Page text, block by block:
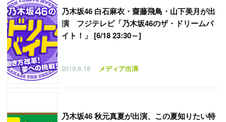
乃木坂46 白石麻衣・齋藤飛鳥・山下美月が出
演 フジテレビ「乃木坂46のザ・ドリームバ
イト！」 [6/18 23:30～]
2019.6.18 メディア出演
乃木坂46 秋元真夏が出演、この夏知りたい特